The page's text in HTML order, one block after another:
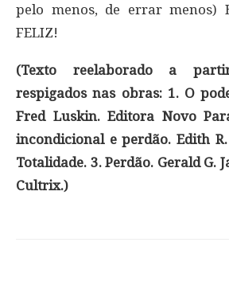
pelo menos, de errar menos)
FELIZ!
(Texto reelaborado a
respigados nas obras: 1. O
Fred Luskin. Editora Novo
incondicional e perdão. Edith
Totalidade. 3. Perdão. Gerald G.
Cultrix.)